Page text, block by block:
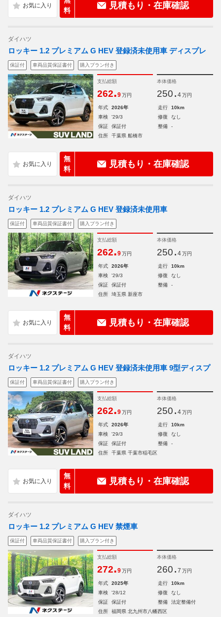
料
見積もり・在庫確認
ダイハツ
ロッキー 1.2 プレミアム G HEV 登録済未使用車 ディスプレ
保証付 車両品質保証書付 購入プラン付き
支払総額
262.9 万円
本体価格
250. 4 万円
年式 2026年 走行
10km
車検
'29/3 修復
なし
保証
保証付 整備
-
住所
千葉県 船橋市
無
料
見積もり・在庫確認
ダイハツ
ロッキー 1.2 プレミアム G HEV 登録済未使用車
保証付 車両品質保証書付 購入プラン付き
支払総額
262.9 万円
本体価格
250. 4 万円
年式 2026年 走行
10km
車検
'29/3 修復
なし
保証
保証付 整備
-
住所
埼玉県 新座市
無
料
見積もり・在庫確認
ダイハツ
ロッキー 1.2 プレミアム G HEV 登録済未使用車 9型ディスプ
保証付 車両品質保証書付 購入プラン付き
支払総額
262.9 万円
本体価格
250. 4 万円
年式 2026年 走行
10km
車検
'29/3 修復
なし
保証
保証付 整備
-
住所
千葉県 千葉市稲毛区
無
料
見積もり・在庫確認
ダイハツ
ロッキー 1.2 プレミアム G HEV 禁煙車
保証付 車両品質保証書付 購入プラン付き
支払総額
272.9 万円
本体価格
260. 7 万円
年式 2025年 走行
10km
車検
'28/12 修復
なし
保証
保証付 整備
法定整備付
住所
福岡県 北九州市八幡西区